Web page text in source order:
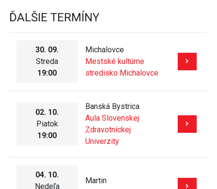
ĎALŠIE TERMÍNY
30. 09.
Streda
19:00
Michalovce
Mestské kultúrne
stredisko Michalovce
02. 10.
Piatok
19:00
Banská Bystrica
Aula Slovenskej
Zdravotníckej
Univerzity
04. 10.
Nedeľa
Martin